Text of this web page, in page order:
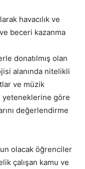
havacılık ve
beceri kazanma
donatılmış olan
alanında nitelikli
ve müzik
yeteneklerine göre
değerlendirme
olacak öğrenciler
çalışan kamu ve